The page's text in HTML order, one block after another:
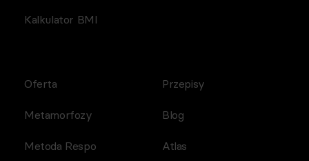
Kalkulator BMI
Oferta
Metamorfozy
Metoda Respo
Przepisy
Blog
Atlas